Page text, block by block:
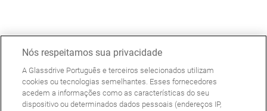
Nós respeitamos sua privacidade
A Glassdrive Português e terceiros selecionados utilizam
cookies ou tecnologias semelhantes. Esses fornecedores
acedem a informações como as características do seu
dispositivo ou determinados dados pessoais (endereços IP,